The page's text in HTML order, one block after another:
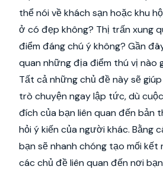
thể nói về khách sạn hoặc khu
ở có đẹp không? Thị trấn xung
điểm đáng chú ý không? Gần
quan những địa điểm thú vị nào
Tất cả những chủ đề này sẽ
trò chuyện ngay lập tức, dù
đích của bạn liên quan đến bản
hỏi ý kiến của người khác. Bằng
bạn sẽ nhanh chóng tạo mối kết
các chủ đề liên quan đến nơi